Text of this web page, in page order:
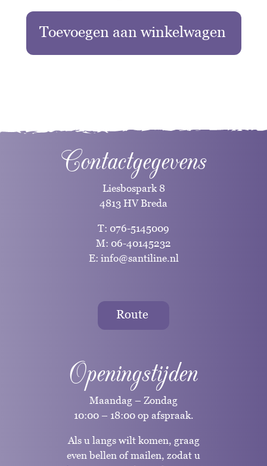
Toevoegen aan winkelwagen
Contactgegevens
Liesbospark 8
4813 HV Breda
T: 076-5145009
M: 06-40145232
E: info@santiline.nl
Route
Openingstijden
Maandag – Zondag
10:00 – 18:00 op afspraak.
Als u langs wilt komen, graag
even bellen of mailen, zodat u